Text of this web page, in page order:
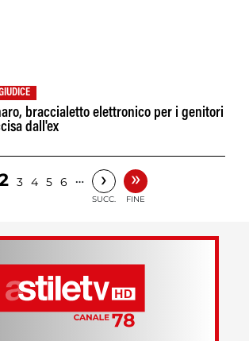
braccialetto elettronico per i genitori
dall'ex
3 4 5 6 … ›
SUCC.
»
FINE